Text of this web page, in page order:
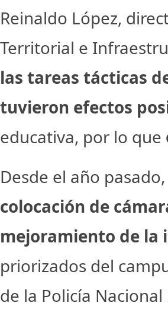
Reinaldo López,
Territorial e
las tareas tácticas
tuvieron efectos
educativa, por lo que
Desde el año
colocación de
mejoramiento de la
priorizados del
de la Policía Nacional